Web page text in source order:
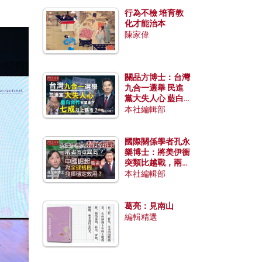
行為不檢 培育教
化才能治本
陳家偉
關品方博士：台灣
九合一選舉 民進
黨大失人心 藍白
合作有望拿下七成
本社編輯部
國際關係學者孔永
樂博士：將美伊衝
突類比越戰，兩者
有何異同？中國崛
本社編輯部
葛亮：見南山
編輯精選